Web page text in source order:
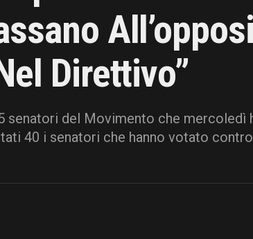
Direttivo”
del Movimento che mercoledì
40 i senatori che hanno votato